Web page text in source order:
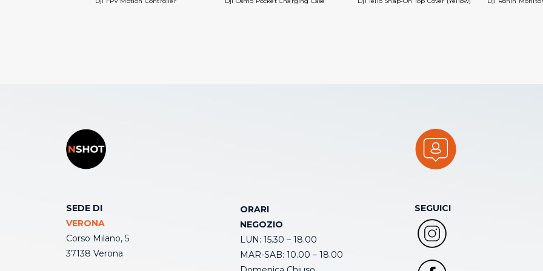
SEDE DI
VERONA
Corso Milano, 5
37138 Verona
ORARI
NEGOZIO
LUN: 15.30 – 18.00
MAR-SAB: 10.00 – 18.00
SEGUICI